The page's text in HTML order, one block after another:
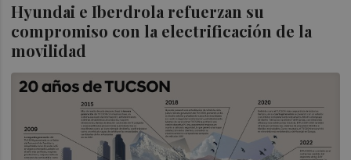
Hyundai e Iberdrola refuerzan su
compromiso con la electrificación de la
movilidad